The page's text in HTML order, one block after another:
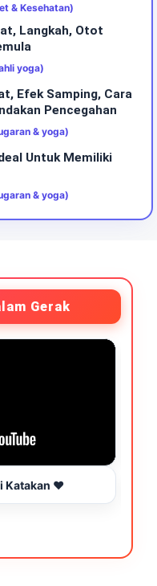
& Kesehatan)
Langkah, Otot
yoga)
Efek Samping, Cara
Pencegahan
& yoga)
Untuk Memiliki
& yoga)
Gerak
Katakan ❤️